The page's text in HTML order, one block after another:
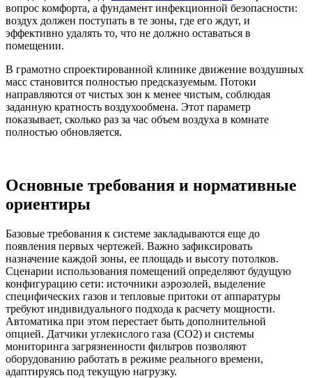
вопрос комфорта, а фундамент инфекционной безопасности:
воздух должен поступать в те зоны, где его ждут, и
эффективно удалять то, что не должно оставаться в
помещении.
В грамотно спроектированной клинике движение воздушных
масс становится полностью предсказуемым. Потоки
направляются от чистых зон к менее чистым, соблюдая
заданную кратность воздухообмена. Этот параметр
показывает, сколько раз за час объем воздуха в комнате
полностью обновляется.
Основные требования и нормативные
ориентиры
Базовые требования к системе закладываются еще до
появления первых чертежей. Важно зафиксировать
назначение каждой зоны, ее площадь и высоту потолков.
Сценарии использования помещений определяют будущую
конфигурацию сети: источники аэрозолей, выделение
специфических газов и тепловые притоки от аппаратуры
требуют индивидуального подхода к расчету мощности.
Автоматика при этом перестает быть дополнительной
опцией. Датчики углекислого газа (CO2) и системы
мониторинга загрязненности фильтров позволяют
оборудованию работать в режиме реального времени,
адаптируясь под текущую нагрузку.